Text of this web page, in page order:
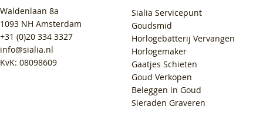
Waldenlaan 8a
1093 NH Amsterdam
+31 (0)20 334 3327
info@sialia.nl
KvK: 08098609
Sialia Servicepunt
Goudsmid
Horlogebatterij Vervangen
Horlogemaker
Gaatjes Schieten
Goud Verkopen
Beleggen in Goud
Sieraden Graveren